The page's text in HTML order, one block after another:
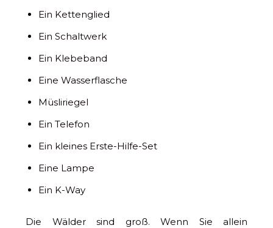
Ein Kettenglied
Ein Schaltwerk
Ein Klebeband
Eine Wasserflasche
Müsliriegel
Ein Telefon
Ein kleines Erste-Hilfe-Set
Eine Lampe
Ein K-Way
Die Wälder sind groß. Wenn Sie allein